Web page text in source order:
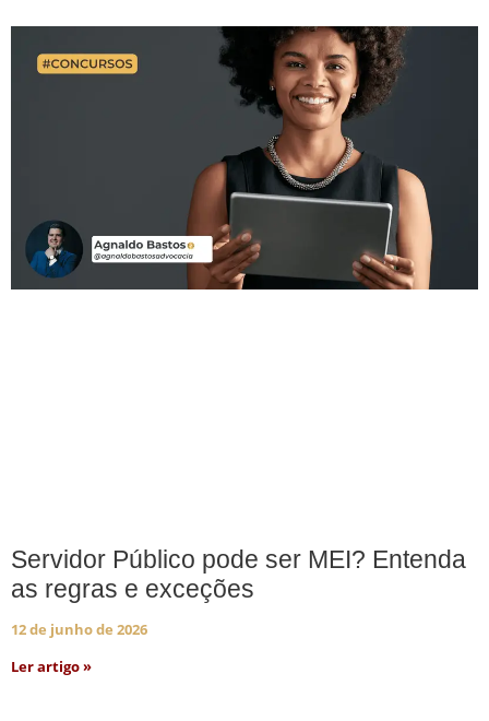
Servidor Público pode ser MEI? Entenda
as regras e exceções
12 de junho de 2026
Ler artigo »